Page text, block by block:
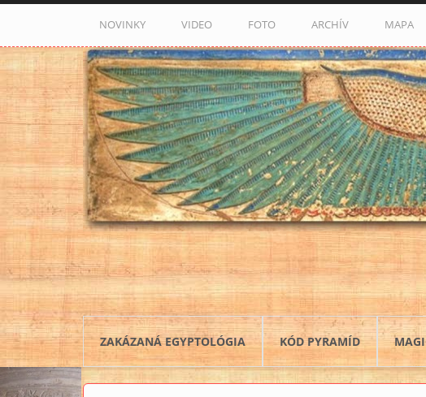
Skočiť na hlavný obsah
NOVINKY VIDEO FOTO ARCHÍV MAPA
ZAKÁZANÁ EGYPTOLÓGIA KÓD PYRAMÍD